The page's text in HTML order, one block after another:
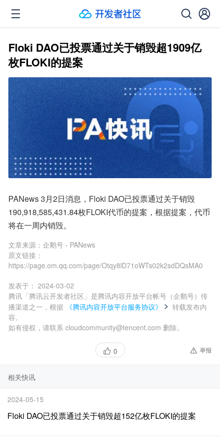
Floki DAO已投票通过关于销毁超1909亿
枚FLOKI的提案
PANews 3月2日消息，Floki DAO已投票通过关于销毁
190,918,585,431.84枚FLOKI代币的提案，根据提案，代币
将在一周内销毁。
文章来源： 企鹅号 - PANews
原文链接：
https://page.om.qq.com/page/Otqy8lD71oWTs02k2sdDQsMA0
发表于： 2024-03-02
腾讯「腾讯云开发者社区」是腾讯内容开放平台帐号（企鹅号）传
播渠道之一，根据
《腾讯内容开放平台服务协议》
转载发布内
容。
如有侵权，请联系 cloudcommunity@tencent.com 删除。
0 举报
相关快讯
2024-05-15
Floki DAO已投票通过关于销毁超152亿枚FLOKI的提案